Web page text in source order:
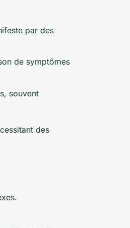
par des
de symptômes
souvent
des